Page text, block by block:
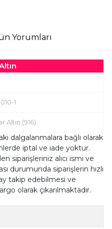
Yorumları
1
Altın (916)
dalgalanmalara bağlı olarak
iptal ve iade yoktur.
siparişleriniz alıcı ismi ve
durumunda siparişlerin hızlı
takip edebilmesi ve
olarak çıkarılmaktadır.